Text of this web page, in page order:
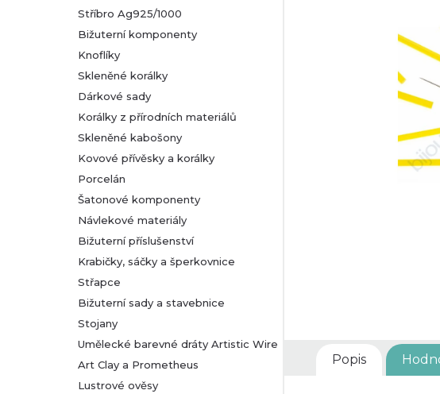
t
r
a
n
n
í
p
a
n
e
l
Stříbro Ag925/1000
Bižuterní komponenty
Knoflíky
Skleněné korálky
Dárkové sady
Korálky z přírodních materiálů
Skleněné kabošony
Kovové přívěsky a korálky
Porcelán
Šatonové komponenty
Návlekové materiály
Bižuterní příslušenství
Krabičky, sáčky a šperkovnice
Střapce
Bižuterní sady a stavebnice
Stojany
Umělecké barevné dráty Artistic Wire
Art Clay a Prometheus
Lustrové ověsy
Popis